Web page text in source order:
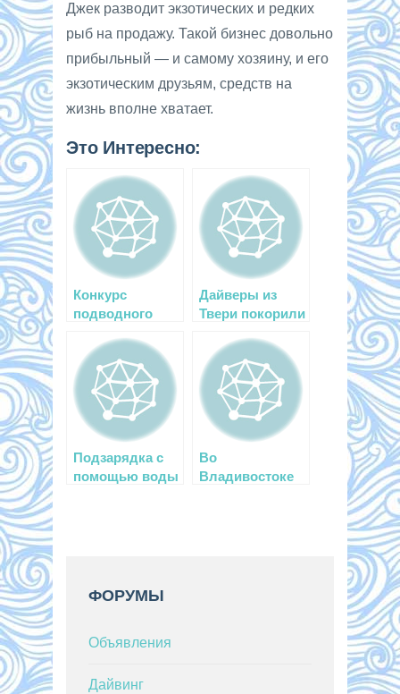
Джек разводит экзотических и редких
рыб на продажу. Такой бизнес довольно
прибыльный — и самому хозяину, и его
экзотическим друзьям, средств на
жизнь вполне хватает.
Это Интересно:
Конкурс
подводного
Дайверы из
Твери покорили
пещеру в
России
Подзарядка с
помощью воды
Во
Владивостоке
ФОРУМЫ
Объявления
Дайвинг